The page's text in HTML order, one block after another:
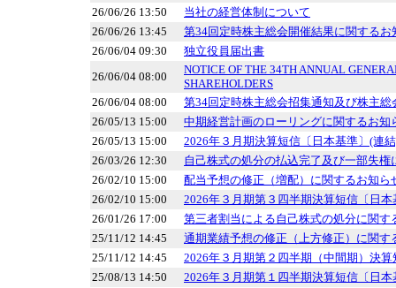
26/06/26 13:50
当社の経営体制について
26/06/26 13:45
第34回定時株主総会開催結果に関するお
26/06/04 09:30
独立役員届出書
26/06/04 08:00
NOTICE OF THE 34TH ANNUAL
SHAREHOLDERS
26/06/04 08:00
第34回定時株主総会招集通知及び株主総
26/05/13 15:00
中期経営計画のローリングに関するお知
26/05/13 15:00
2026年３月期決算短信〔日本基準〕(連
26/03/26 12:30
自己株式の処分の払込完了及び一部失権
26/02/10 15:00
配当予想の修正（増配）に関するお知ら
26/02/10 15:00
2026年３月期第３四半期決算短信〔日本
26/01/26 17:00
第三者割当による自己株式の処分に関す
25/11/12 14:45
通期業績予想の修正（上方修正）に関す
25/11/12 14:45
2026年３月期第２四半期（中間期）決
25/08/13 14:50
2026年３月期第１四半期決算短信〔日本